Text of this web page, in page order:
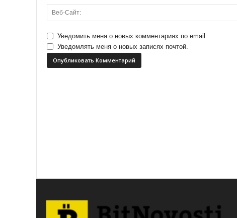
Уведомить меня о новых комментариях по email.
Уведомлять меня о новых записях почтой.